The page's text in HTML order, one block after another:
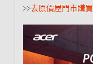
>>去原價屋門市購買